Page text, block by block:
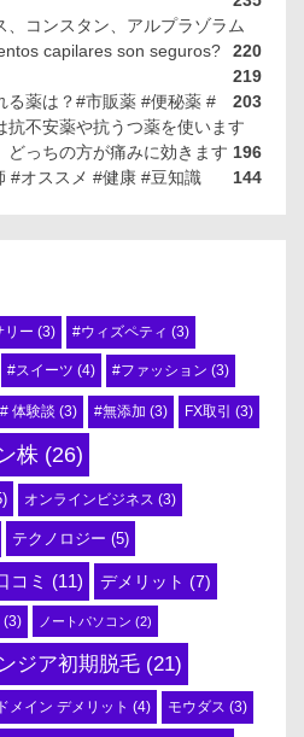
、コンスタン、アルプラゾラム
220
capilares son seguros?
219
る薬は？#市販薬 #便秘薬 #
203
抗不安薬や抗うつ薬を使います
196
どっちの方が痛みに効きます
#オススメ #健康 #豆知識
144
リー (3) #ウィズペティ (3)
#スイーツ (4) #ファッション (3)
# 体験談 (3) #無添加 (3) FX取引 (3)
株 (26)
オンラインビジネス (3)
テクノロジー (5)
コミ (11) デメリット (7)
(3) ノートパソコン (2)
ジア初期脱毛 (21)
メイン デメリット (4) モウダス (3)